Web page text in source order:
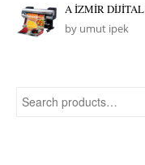
A İZMİR
by umut ipek
Search for: